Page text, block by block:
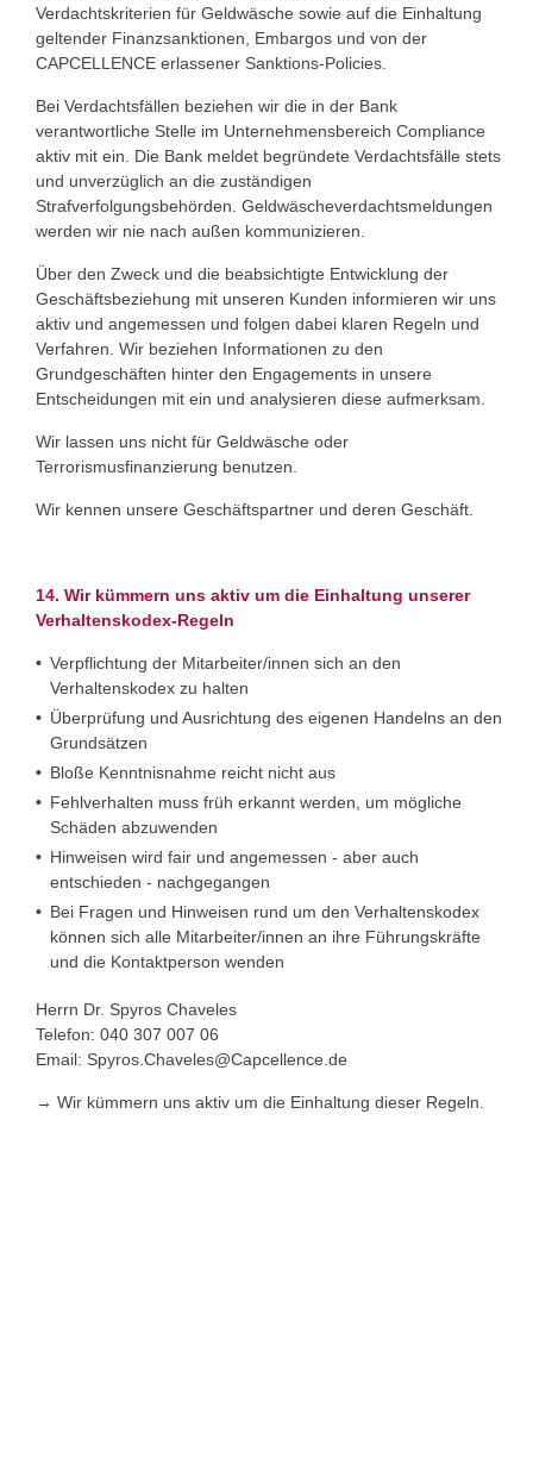
Verdachtskriterien für Geldwäsche sowie auf die Einhaltung
geltender Finanzsanktionen, Embargos und von der
CAPCELLENCE erlassener Sanktions-Policies.
Bei Verdachtsfällen beziehen wir die in der Bank
verantwortliche Stelle im Unternehmensbereich Compliance
aktiv mit ein. Die Bank meldet begründete Verdachtsfälle stets
und unverzüglich an die zuständigen
Strafverfolgungsbehörden. Geldwäscheverdachtsmeldungen
werden wir nie nach außen kommunizieren.
Über den Zweck und die beabsichtigte Entwicklung der
Geschäftsbeziehung mit unseren Kunden informieren wir uns
aktiv und angemessen und folgen dabei klaren Regeln und
Verfahren. Wir beziehen Informationen zu den
Grundgeschäften hinter den Engagements in unsere
Entscheidungen mit ein und analysieren diese aufmerksam.
Wir lassen uns nicht für Geldwäsche oder
Terrorismusfinanzierung benutzen.
Wir kennen unsere Geschäftspartner und deren Geschäft.
14. Wir kümmern uns aktiv um die Einhaltung unserer
Verhaltenskodex-Regeln
Verpflichtung der Mitarbeiter/innen sich an den
Verhaltenskodex zu halten
Überprüfung und Ausrichtung des eigenen Handelns an den
Grundsätzen
Bloße Kenntnisnahme reicht nicht aus
Fehlverhalten muss früh erkannt werden, um mögliche
Schäden abzuwenden
Hinweisen wird fair und angemessen - aber auch
entschieden - nachgegangen
Bei Fragen und Hinweisen rund um den Verhaltenskodex
können sich alle Mitarbeiter/innen an ihre Führungskräfte
und die Kontaktperson wenden
Herrn Dr. Spyros Chaveles
Telefon: 040 307 007 06
Email: Spyros.Chaveles@Capcellence.de
→ Wir kümmern uns aktiv um die Einhaltung dieser Regeln.